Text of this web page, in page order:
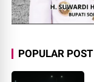
POPULAR POST